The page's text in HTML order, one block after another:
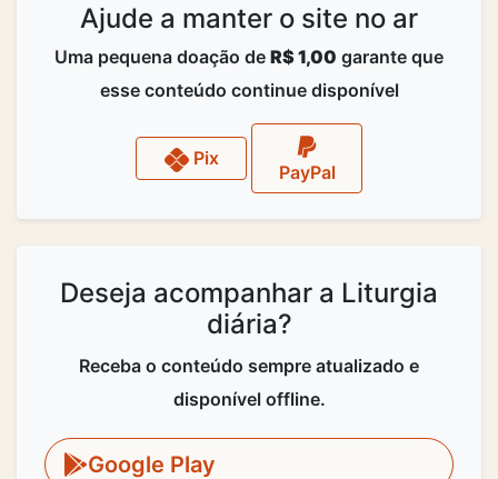
Ajude a manter o site no ar
Uma pequena doação de R$ 1,00 garante que
esse conteúdo continue disponível
Pix
PayPal
Deseja acompanhar a Liturgia
diária?
Receba o conteúdo sempre atualizado e
disponível offline.
Google Play